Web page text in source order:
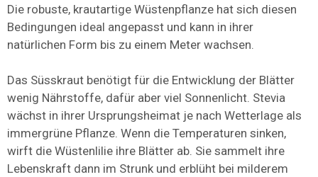
Die robuste, krautartige Wüstenpflanze hat sich diesen
Bedingungen ideal angepasst und kann in ihrer
natürlichen Form bis zu einem Meter wachsen.
Das Süsskraut benötigt für die Entwicklung der Blätter
wenig Nährstoffe, dafür aber viel Sonnenlicht. Stevia
wächst in ihrer Ursprungsheimat je nach Wetterlage als
immergrüne Pflanze. Wenn die Temperaturen sinken,
wirft die Wüstenlilie ihre Blätter ab. Sie sammelt ihre
Lebenskraft dann im Strunk und erblüht bei milderem